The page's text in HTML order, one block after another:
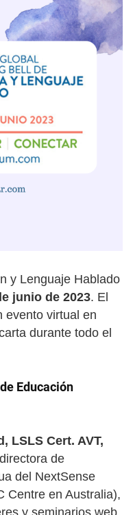
y Lenguaje Hablado
junio de 2023. El
evento virtual en
durante todo el
Educación
LSLS Cert. AVT,
de
del NextSense
Centre en Australia),
y seminarios web